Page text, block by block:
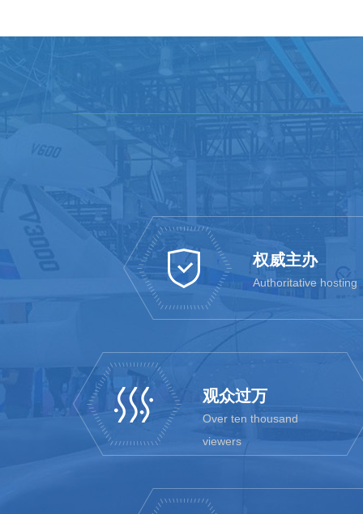
权威主办
Authoritative hosting
观众过万
Over ten thousand
viewers